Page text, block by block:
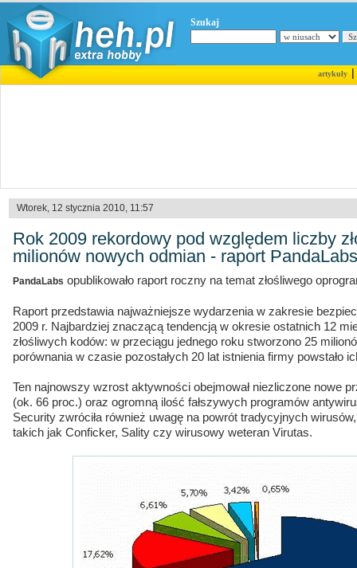
Szukaj
artykuły|
Wtorek, 12 stycznia 2010, 11:57
Rok 2009 rekordowy pod względem liczby
milionów nowych odmian - raport PandaLabs
PandaLabs opublikowało raport roczny na temat złośliwego
Raport przedstawia najważniejsze wydarzenia w zakresie
2009 r. Najbardziej znaczącą tendencją w okresie ostatnich 12
złośliwych kodów: w przeciągu jednego roku stworzono 25
porównania w czasie pozostałych 20 lat istnienia firmy powstało
Ten najnowszy wzrost aktywności obejmował niezliczone nowe
(ok. 66 proc.) oraz ogromną ilość fałszywych programów
Security zwróciła również uwagę na powrót tradycyjnych
takich jak Conficker, Sality czy wirusowy weteran Virutas.